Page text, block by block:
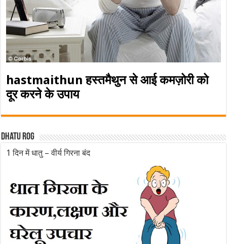
hastmaithun हस्तमैथुन से आई कमज़ोरी को
दूर करने के उपाय
Dhatu rog
1 दिन में धातु – वीर्य गिरना बंद